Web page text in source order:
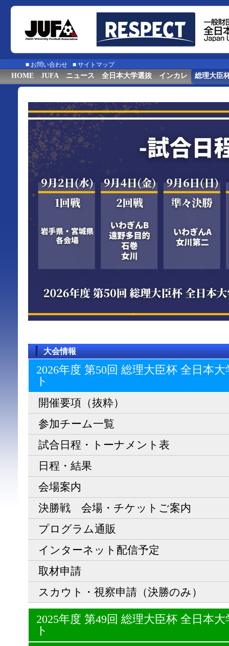
■ お問い合わせ ■ サイトマップ
HOME JUFA ニュース 全日本大学選抜 インカレ 総理大臣
大会情報
2026年度 第50回 総理大臣杯 全日本
ト
開催要項（抜粋）
参加チーム一覧
試合日程・トーナメント表
日程・結果
会場案内
決勝戦 会場・チケットご案内
プログラム通販
インターネット配信予定
取材申請
スカウト・視察申請（決勝のみ）
2025年度 第49回 総理大臣杯 全日本
ト